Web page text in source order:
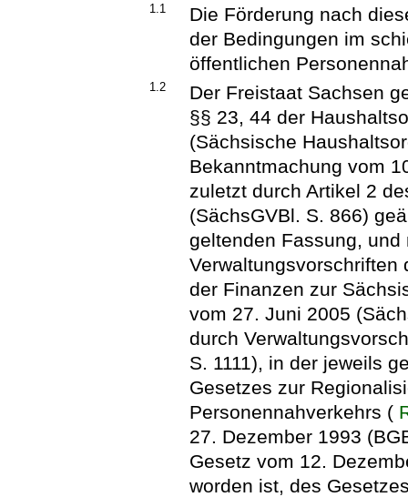
1.1
Die Förderung nach
der Bedingungen im
öffentlichen
1.2
Der Freistaat Sachsen
§§ 23, 44 der
(Sächsische
Bekanntmachung vom
zuletzt durch Artikel 2
(SächsGVBl. S. 866)
geltenden Fassung,
der Finanzen zur
vom 27. Juni 2005
durch
S. 1111), in der jeweils
Gesetzes zur
Personennahverkehrs (
27. Dezember 1993
Gesetz vom 12.
worden ist, des